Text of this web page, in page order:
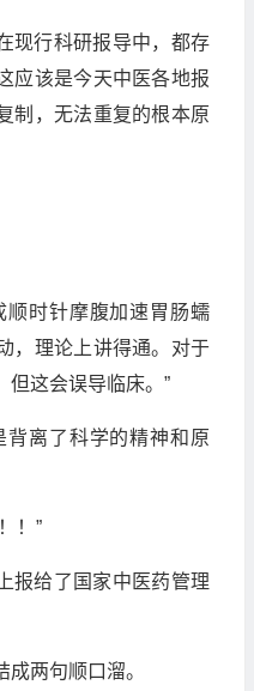
现行科研报导中，都存
应该是今天中医各地报
制，无法重复的根本原
顺时针摩腹加速胃肠蠕
，理论上讲得通。对于
但这会误导临床。”
背离了科学的精神和原
！”
报给了国家中医药管理
两句顺口溜。